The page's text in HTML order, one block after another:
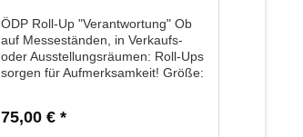
ÖDP Roll-Up "Verantwortung" Ob
auf Messeständen, in Verkaufs-
oder Ausstellungsräumen: Roll-Ups
sorgen für Aufmerksamkeit! Größe:
75,00 € *